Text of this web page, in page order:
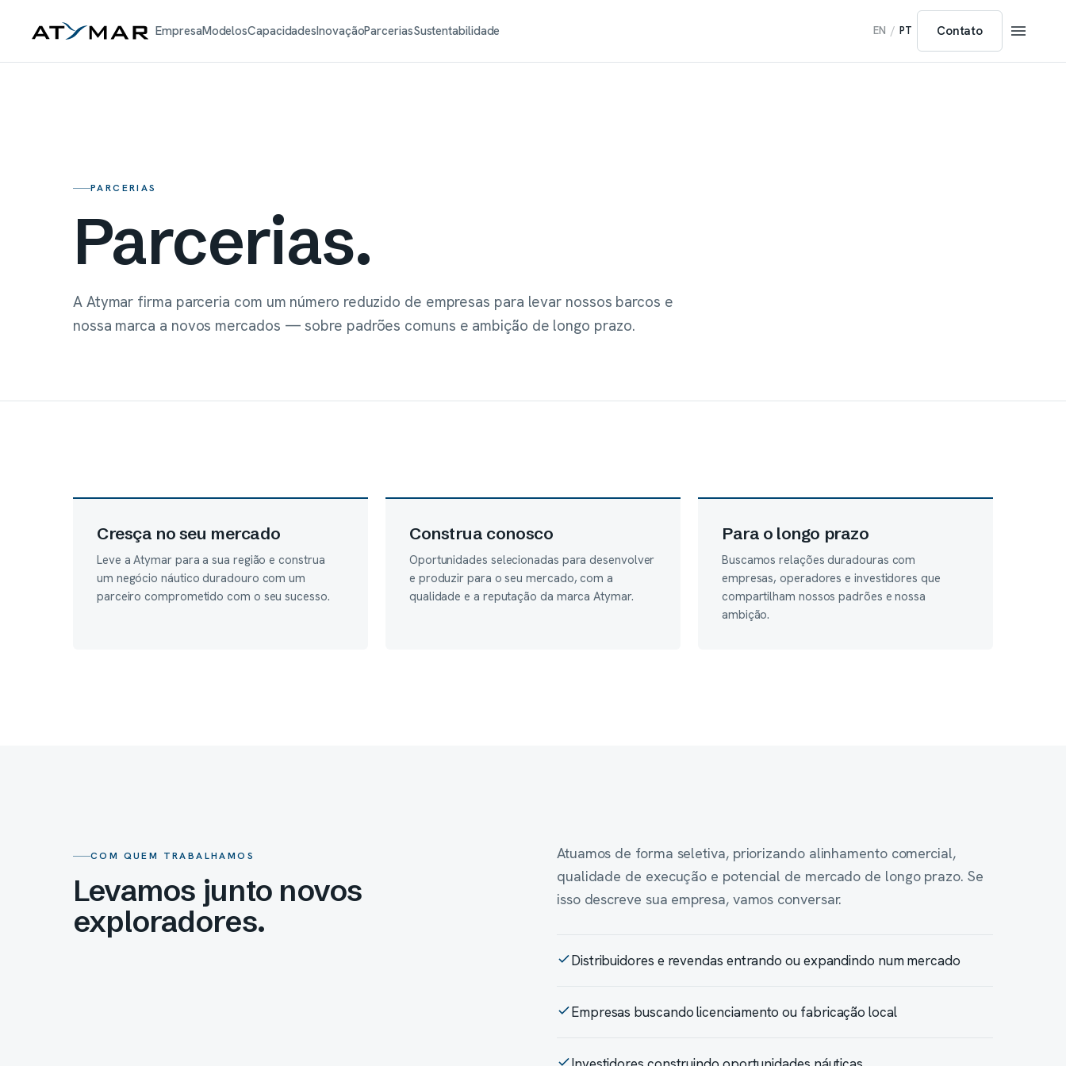
EmpresaModelosCapacidadesInovaçãoParceriasSustentabilidade EN / PT Contato
PARCERIAS
Parcerias.
A Atymar firma parceria com um número reduzido de empresas para levar nossos barcos e
nossa marca a novos mercados — sobre padrões comuns e ambição de longo prazo.
Cresça no seu mercado
Leve a Atymar para a sua região e construa
um negócio náutico duradouro com um
parceiro comprometido com o seu sucesso.
Construa conosco
Oportunidades selecionadas para desenvolver
e produzir para o seu mercado, com a
qualidade e a reputação da marca Atymar.
Para o longo prazo
Buscamos relações duradouras com
empresas, operadores e investidores que
compartilham nossos padrões e nossa
ambição.
COM QUEM TRABALHAMOS
Levamos junto novos
exploradores.
Atuamos de forma seletiva, priorizando alinhamento comercial,
qualidade de execução e potencial de mercado de longo prazo. Se
isso descreve sua empresa, vamos conversar.
Distribuidores e revendas entrando ou expandindo num mercado
Empresas buscando licenciamento ou fabricação local